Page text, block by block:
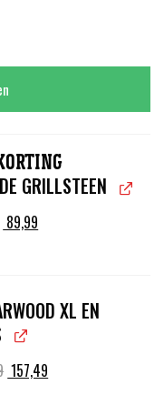
GRILLSTEEN
Oorspronkelijke
prijs
89,99
prijs
XL EN
Oorspronkelijke
prijs
157,49
prijs